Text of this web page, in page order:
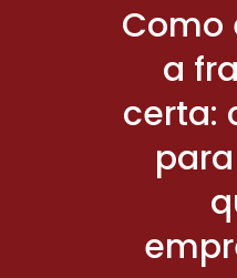
Como
a
certa: